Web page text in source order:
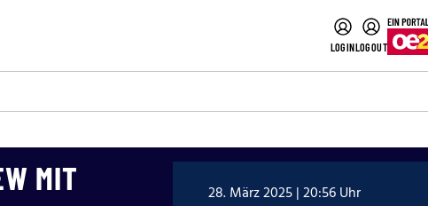
LOGINLOGOUT
MIT
28. März 2025 | 20:56 Uhr